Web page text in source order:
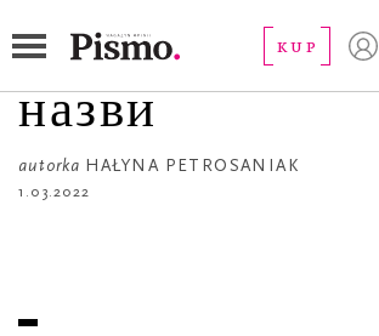
KUP
Bez tytułu / без
назви
autorka HAŁYNA PETROSANIAK
1.03.2022